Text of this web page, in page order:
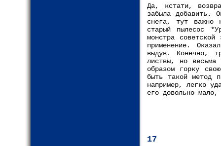
Да, кстати,
забыла добавить.
снега, тут важно
старый пылесос
монстра
применение.
выдув. Конечно,
листвы, но весьма
образом горку
быть такой метод
например, легко
его довольно
17